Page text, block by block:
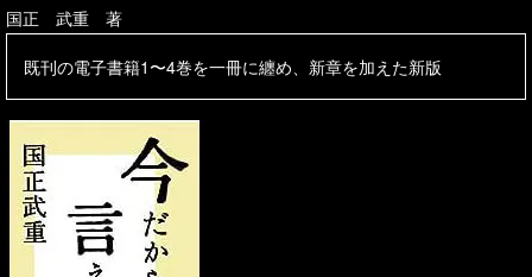
国正 武重 著
既刊の電子書籍1〜4巻を一冊に纏め、新章を加えた新版